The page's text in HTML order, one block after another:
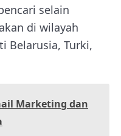
selain
di wilayah
Belarusia, Turki,
Marketing dan